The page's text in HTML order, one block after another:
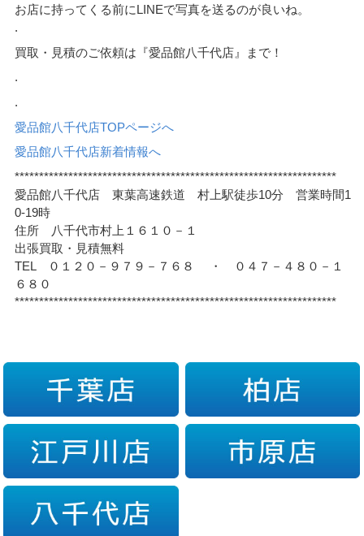
お店に持ってくる前にLINEで写真を送るのが良いね。
.
買取・見積のご依頼は『愛品館八千代店』まで！
.
.
愛品館八千代店TOPページへ
愛品館八千代店新着情報へ
******************************************************************
愛品館八千代店 東葉高速鉄道 村上駅徒歩10分 営業時間1
0-19時
住所 八千代市村上１６１０－１
出張買取・見積無料
TEL ０１２０－９７９－７６８ ・ ０４７－４８０－１
６８０
******************************************************************